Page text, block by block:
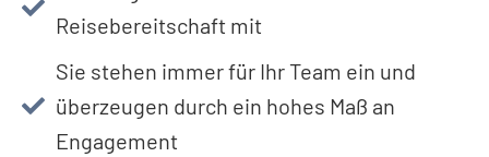
Reisebereitschaft mit​
Sie stehen immer für Ihr Team ein und
überzeugen durch ein hohes Maß an
Engagement​